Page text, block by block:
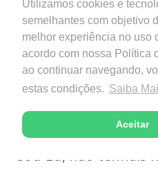
Utilizamos cookies e
semelhantes com objetivo
melhor experiência no uso
acordo com nossa Política
ao continuar navegando,
estas condições. Saiba
Aceitar
Aconteça o que
tivermos fé,
formos cristãos),
Jesus está
sempre nos diz: A
sou Eu, não tenhais